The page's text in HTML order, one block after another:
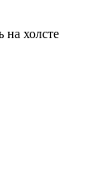
на холсте